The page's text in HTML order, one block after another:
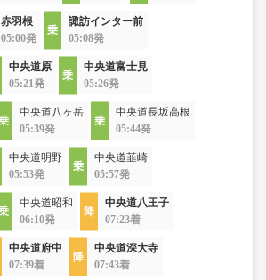
赤羽根
05:00発
諏訪インター前
05:08発
中央道原
05:21発
中央道富士見
05:26発
中央道八ヶ岳
05:39発
中央道長坂高根
05:44発
中央道明野
05:53発
中央道韮崎
05:57発
中央道昭和
06:10発
中央道八王子
07:23着
中央道府中
07:39着
中央道深大寺
07:43着